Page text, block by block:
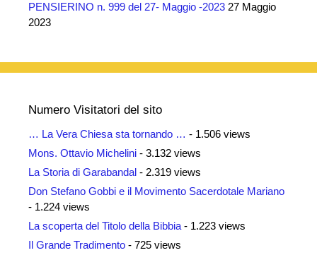
PENSIERINO n. 999 del 27- Maggio -2023 27 Maggio
2023
Numero Visitatori del sito
… La Vera Chiesa sta tornando … - 1.506 views
Mons. Ottavio Michelini - 3.132 views
La Storia di Garabandal - 2.319 views
Don Stefano Gobbi e il Movimento Sacerdotale Mariano
- 1.224 views
La scoperta del Titolo della Bibbia - 1.223 views
Il Grande Tradimento - 725 views